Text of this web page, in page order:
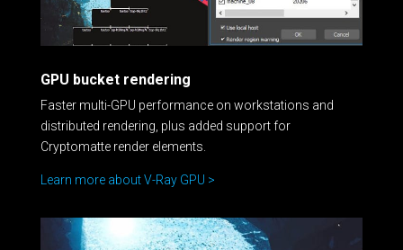
GPU bucket rendering
Faster multi-GPU performance on workstations and
distributed rendering, plus added support for
Cryptomatte render elements.
Learn more about V-Ray GPU >